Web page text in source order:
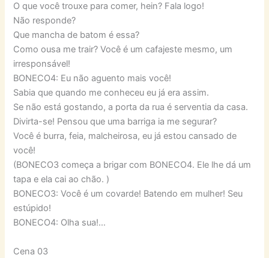
O que você trouxe para comer, hein? Fala logo!
Não responde?
Que mancha de batom é essa?
Como ousa me trair? Você é um cafajeste mesmo, um
irresponsável!
BONECO4: Eu não aguento mais você!
Sabia que quando me conheceu eu já era assim.
Se não está gostando, a porta da rua é serventia da casa.
Divirta-se! Pensou que uma barriga ia me segurar?
Você é burra, feia, malcheirosa, eu já estou cansado de
você!
(BONECO3 começa a brigar com BONECO4. Ele lhe dá um
tapa e ela cai ao chão. )
BONECO3: Você é um covarde! Batendo em mulher! Seu
estúpido!
BONECO4: Olha sua!…
Cena 03